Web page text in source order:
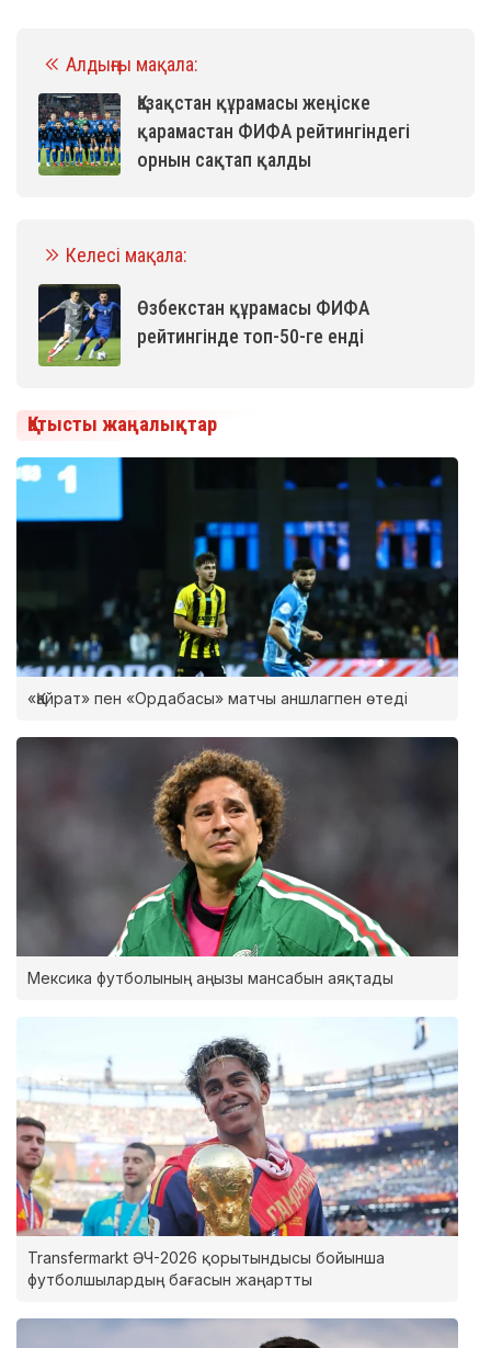
Алдыңғы мақала:
Қазақстан құрамасы жеңіске
қарамастан ФИФА рейтингіндегі
орнын сақтап қалды
Келесі мақала:
Өзбекстан құрамасы ФИФА
рейтингінде топ-50-ге енді
Қатысты жаңалықтар
«Қайрат» пен «Ордабасы» матчы аншлагпен өтеді
Мексика футболының аңызы мансабын аяқтады
Transfermarkt ӘЧ-2026 қорытындысы бойынша
футболшылардың бағасын жаңартты